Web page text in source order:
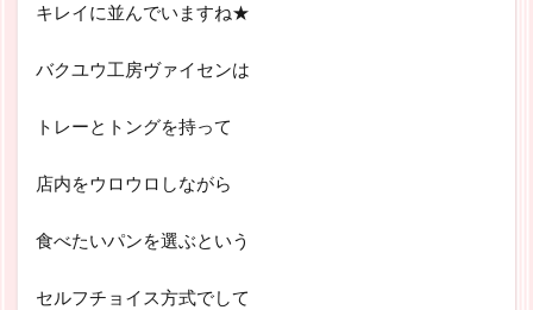
キレイに並んでいますね★
バクユウ工房ヴァイセンは
トレーとトングを持って
店内をウロウロしながら
食べたいパンを選ぶという
セルフチョイス方式でして